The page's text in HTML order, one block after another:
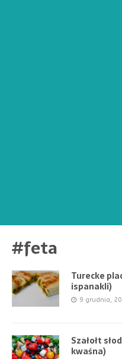
#feta
Turecke
ispanakli)
9 grudnia,
Szałołt
kwaśna)